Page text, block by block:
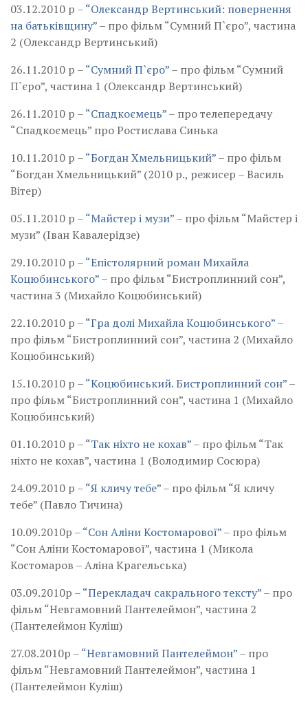
03.12.2010 р –“Олександр Вертинський: повернення
на батьківщину”– про фільм “Сумний П`єро”, частина
2 (Олександр Вертинський)
26.11.2010 р –“Сумний П`єро”– про фільм “Сумний
П`єро”, частина 1 (Олександр Вертинський)
26.11.2010 р –“Спадкоємець”– про телепередачу
“Спадкоємець” про Ростислава Синька
10.11.2010 р –“Богдан Хмельницький”– про фільм
“Богдан Хмельницький” (2010 р., режисер – Василь
Вітер)
05.11.2010 р –“Майстер і музи”– про фільм “Майстер і
музи” (Іван Кавалерідзе)
29.10.2010 р –“Епістолярний роман Михайла
Коцюбинського”– про фільм “Бистроплинний сон”,
частина 3 (Михайло Коцюбинський)
22.10.2010 р –“Гра долі Михайла Коцюбинського”–
про фільм “Бистроплинний сон”, частина 2 (Михайло
Коцюбинський)
15.10.2010 р –“Коцюбинський. Бистроплинний сон”–
про фільм “Бистроплинний сон”, частина 1 (Михайло
Коцюбинський)
01.10.2010 р –“Так ніхто не кохав”– про фільм “Так
ніхто не кохав”, частина 1 (Володимир Сосюра)
24.09.2010 р –“Я кличу тебе”– про фільм “Я кличу
тебе” (Павло Тичина)
10.09.2010р –“Сон Аліни Костомарової”– про фільм
“Сон Аліни Костомарової”, частина 1 (Микола
Костомаров – Аліна Крагельська)
03.09.2010р –“Перекладач сакрального тексту”– про
фільм “Невгамовний Пантелеймон”, частина 2
(Пантелеймон Куліш)
27.08.2010р –“Невгамовний Пантелеймон”– про
фільм “Невгамовний Пантелеймон”, частина 1
(Пантелеймон Куліш)